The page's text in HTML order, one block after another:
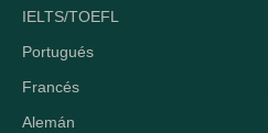
IELTS/TOEFL
Portugués
Francés
Alemán